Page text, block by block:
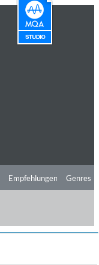
Empfehlungen Genres